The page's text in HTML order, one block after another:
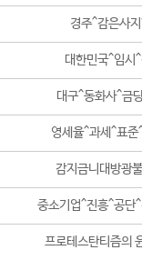
경주^감은사
대한민국^임시
대구^동화사^금
영세율^과세^표준
감지금니대방광
중소기업^진흥^공단
프로테스탄티즘의